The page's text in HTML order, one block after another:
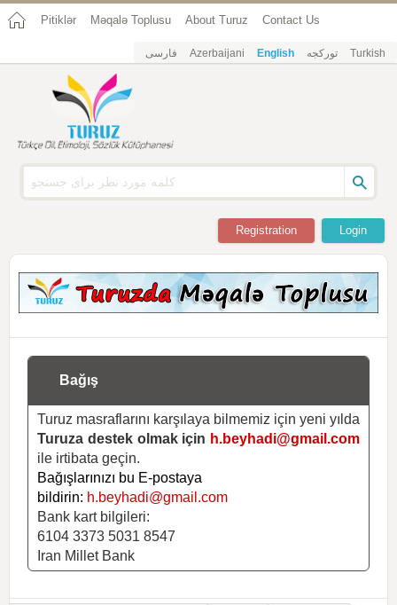
Pitiklər Məqalə Toplusu About Turuz Contact Us
فارسی Azerbaijani English تورکجه Turkish
Login
Registration
Bağış
Turuz masraflarını karşılaya bilmemiz için yeni yılda
Turuza destek olmak için h.beyhadi@gmail.com
ile irtibata geçin.
Bağışlarınızı bu E-postaya
bildirin: h.beyhadi@gmail.com
Bank kart bilgileri:
6104 3373 5031 8547
Iran Millet Bank